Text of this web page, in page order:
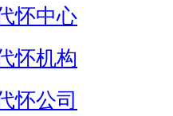
怀中心
怀机构
怀公司